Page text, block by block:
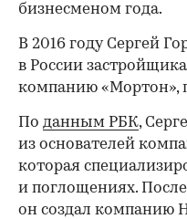
бизнесменом года.
В 2016 году Сергей
в России
компанию «Мортон»,
По данным РБК,
из основателей
которая
и поглощениях.
он создал компанию